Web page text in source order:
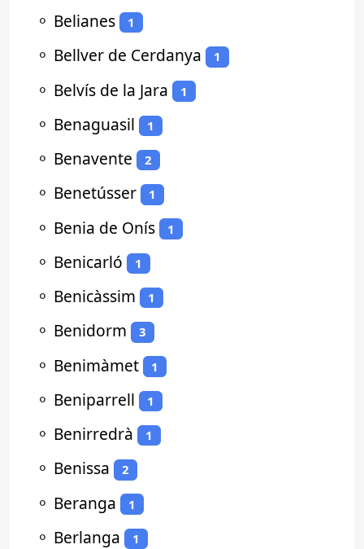
⚬ Belianes 1
⚬ Bellver de Cerdanya 1
⚬ Belvís de la Jara 1
⚬ Benaguasil 1
⚬ Benavente 2
⚬ Benetússer 1
⚬ Benia de Onís 1
⚬ Benicarló 1
⚬ Benicàssim 1
⚬ Benidorm 3
⚬ Benimàmet 1
⚬ Beniparrell 1
⚬ Benirredrà 1
⚬ Benissa 2
⚬ Beranga 1
⚬ Berlanga 1